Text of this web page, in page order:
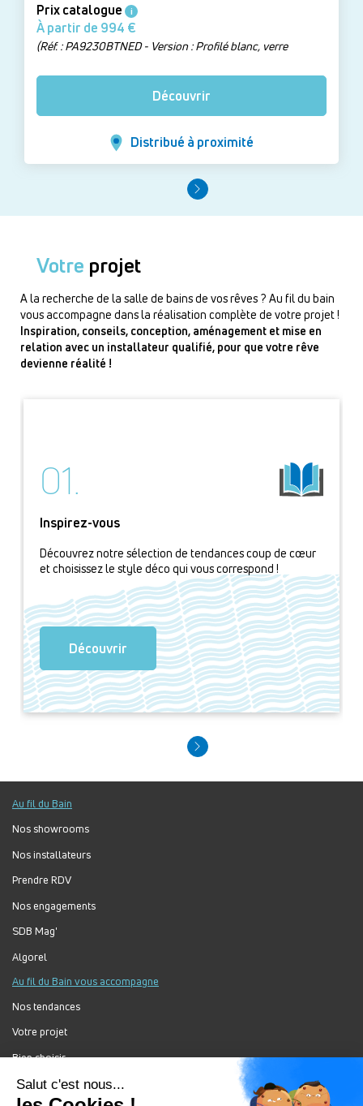
Prix catalogue i
À partir de 994 €
(Réf. : PA9230BTNED - Version : Profilé blanc, verre
Découvrir
Distribué à proximité
Votre projet
A la recherche de la salle de bains de vos rêves ? Au fil du bain
vous accompagne dans la réalisation complète de votre projet !
Inspiration, conseils, conception, aménagement et mise en
relation avec un installateur qualifié, pour que votre rêve
devienne réalité !
01.
Inspirez-vous
Découvrez notre sélection de tendances coup de cœur
et choisissez le style déco qui vous correspond !
Découvrir
Au fil du Bain
Nos showrooms
Nos installateurs
Prendre RDV
Nos engagements
SDB Mag'
Algorel
Au fil du Bain vous accompagne
Nos tendances
Votre projet
Bien choisir
Forum Au Fil du Bain